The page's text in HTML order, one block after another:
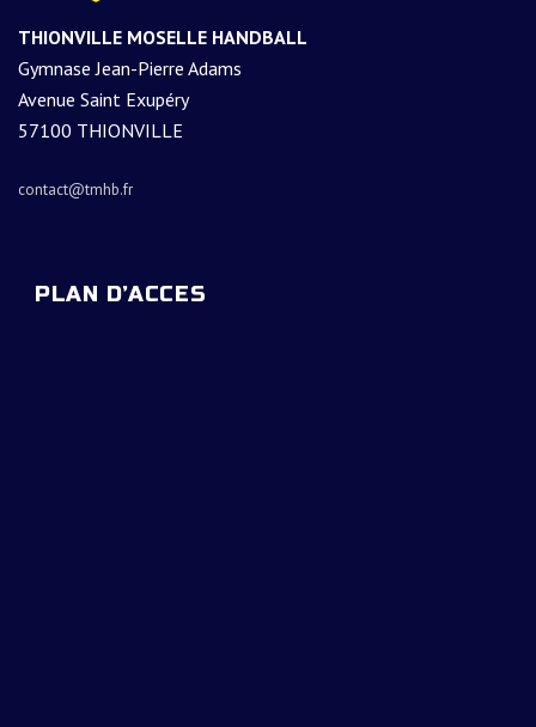
THIONVILLE MOSELLE HANDBALL
Gymnase Jean-Pierre Adams
Avenue Saint Exupéry
57100 THIONVILLE
contact@tmhb.fr
PLAN D’ACCES